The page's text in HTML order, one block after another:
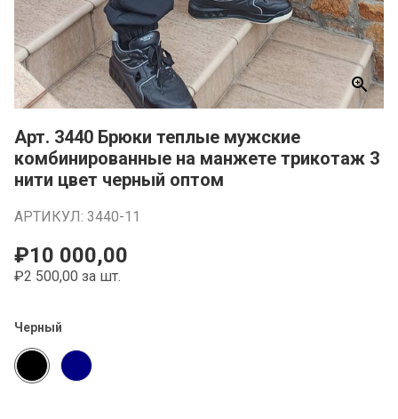
zoom_in
Арт. 3440 Брюки теплые мужские
комбинированные на манжете трикотаж 3
нити цвет черный оптом
АРТИКУЛ: 3440-11
₽10 000,00
₽2 500,00 за шт.
Черный